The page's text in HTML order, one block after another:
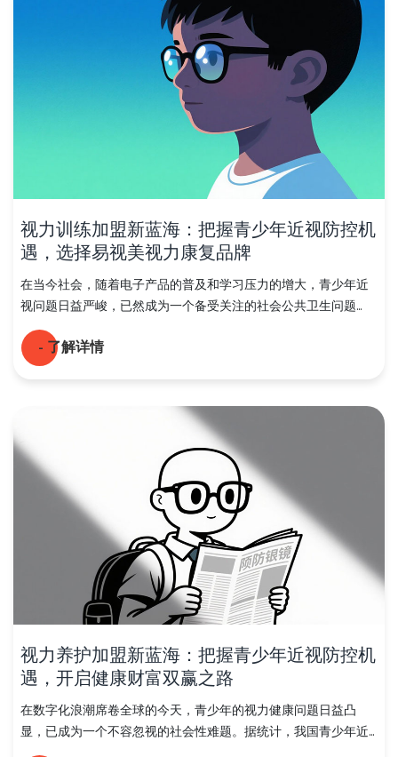
视力训练加盟新蓝海：把握青少年近视防控机
遇，选择易视美视力康复品牌
在当今社会，随着电子产品的普及和学习压力的增大，青少年近
视问题日益严峻，已然成为一个备受关注的社会公共卫生问题...
- 了解详情
视力养护加盟新蓝海：把握青少年近视防控机
遇，开启健康财富双赢之路
在数字化浪潮席卷全球的今天，青少年的视力健康问题日益凸
显，已成为一个不容忽视的社会性难题。据统计，我国青少年近...